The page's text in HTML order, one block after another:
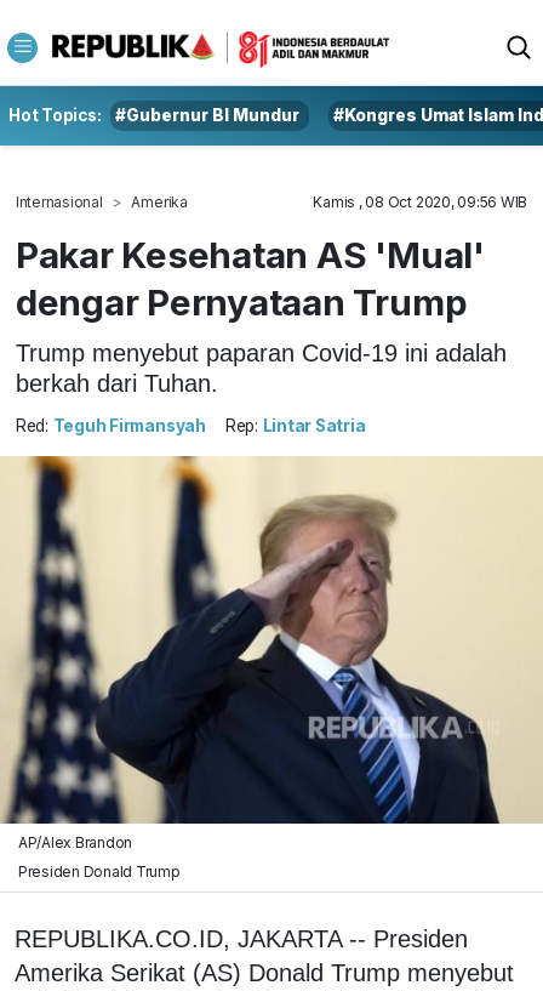
Hot Topics: #Gubernur BI Mundur #Kongres Umat Islam
Internasional Amerika Kamis , 08 Oct 2020, 09:56 WIB
Pakar Kesehatan AS 'Mual'
dengar Pernyataan Trump
Trump menyebut paparan Covid-19 ini adalah
berkah dari Tuhan.
Red: Teguh Firmansyah Rep: Lintar Satria
AP/Alex Brandon
Presiden Donald Trump
REPUBLIKA.CO.ID, JAKARTA -- Presiden
Amerika Serikat (AS) Donald Trump menyebut